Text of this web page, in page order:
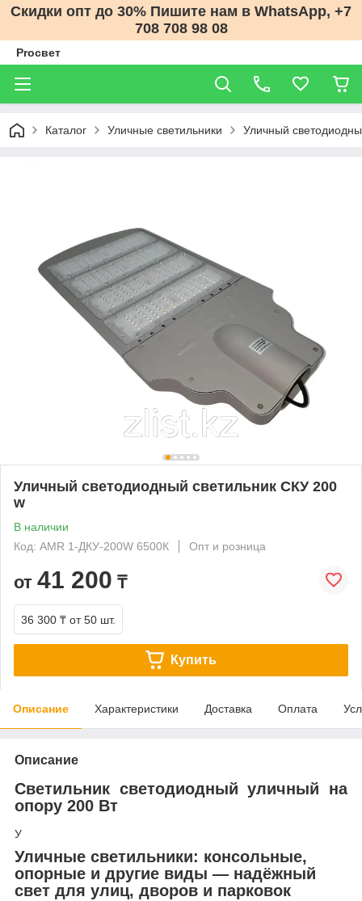
Скидки опт до 30% Пишите нам в WhatsApp, +7
708 708 98 08
Proсвет
Каталог Уличные светильники Уличный
Уличный светодиодный светильник СКУ 200
w
В наличии
Код: AMR 1-ДКУ-200W 6500К
Опт и розница
от 41 200 ₸
36 300 ₸ от 50 шт.
Купить
Описание Характеристики Доставка Оплата
Описание
Светильник светодиодный уличный на
опору 200 Вт
У
Уличные светильники: консольные,
опорные и другие виды — надёжный
свет для улиц, дворов и парковок